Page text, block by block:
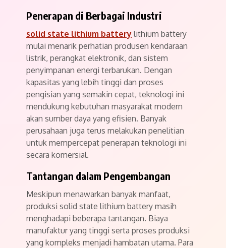
Penerapan di Berbagai Industri
solid state lithium battery lithium battery
mulai menarik perhatian produsen kendaraan
listrik, perangkat elektronik, dan sistem
penyimpanan energi terbarukan. Dengan
kapasitas yang lebih tinggi dan proses
pengisian yang semakin cepat, teknologi ini
mendukung kebutuhan masyarakat modern
akan sumber daya yang efisien. Banyak
perusahaan juga terus melakukan penelitian
untuk mempercepat penerapan teknologi ini
secara komersial.
Tantangan dalam Pengembangan
Meskipun menawarkan banyak manfaat,
produksi solid state lithium battery masih
menghadapi beberapa tantangan. Biaya
manufaktur yang tinggi serta proses produksi
yang kompleks menjadi hambatan utama. Para